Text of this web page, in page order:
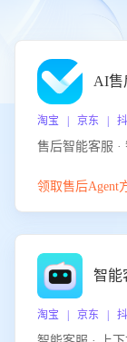
AI售
淘宝 | 京东 |
领取售后Agent
智能
淘宝 | 京东 |